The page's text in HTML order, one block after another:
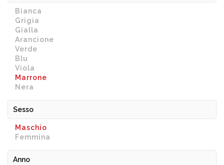
Bianca
Grigia
Gialla
Arancione
Verde
Blu
Viola
Marrone
Nera
Sesso
Maschio
Femmina
Anno